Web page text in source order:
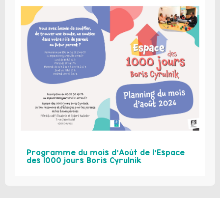
Programme du mois d’Août de l’Espace
des 1000 jours Boris Cyrulnik